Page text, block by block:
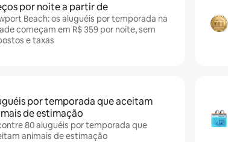
por noite a partir de
Beach: os aluguéis por temporada na
começam em R$ 359 por noite, sem
e taxas
por temporada que aceitam
de estimação
80 aluguéis por temporada que
animais de estimação